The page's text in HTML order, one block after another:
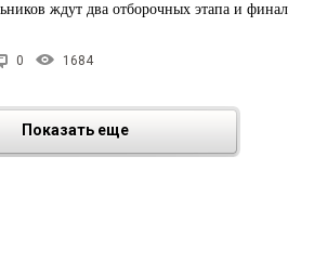
ждут два отборочных этапа и финал
0 1684
Показать еще